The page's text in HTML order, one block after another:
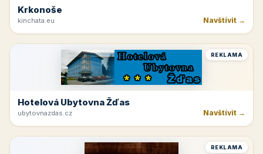
Krkonoše
kinchata.eu Navštívit →
REKLAMA
Hotelová Ubytovna Žďas
ubytovnazdas.cz Navštívit →
REKLAMA